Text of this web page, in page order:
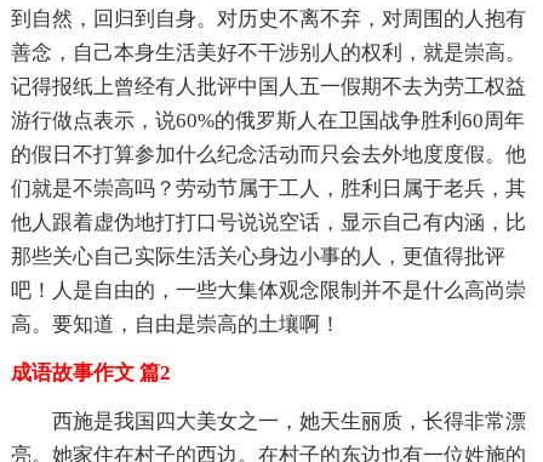
到自然，回归到自身。对历史不离不弃，对周围的人抱有
善念，自己本身生活美好不干涉别人的权利，就是崇高。
记得报纸上曾经有人批评中国人五一假期不去为劳工权益
游行做点表示，说60%的俄罗斯人在卫国战争胜利60周年
的假日不打算参加什么纪念活动而只会去外地度度假。他
们就是不崇高吗？劳动节属于工人，胜利日属于老兵，其
他人跟着虚伪地打打口号说说空话，显示自己有内涵，比
那些关心自己实际生活关心身边小事的人，更值得批评
吧！人是自由的，一些大集体观念限制并不是什么高尚崇
高。要知道，自由是崇高的土壤啊！
成语故事作文 篇2
西施是我国四大美女之一，她天生丽质，长得非常漂
亮。她家住在村子的西边。在村子的东边也有一位姓施的